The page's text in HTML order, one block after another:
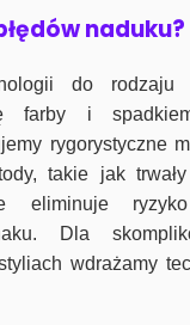
naduku?
do rodzaju
farby i
rygorystyczne
takie jak
eliminuje
Dla
wdrażamy